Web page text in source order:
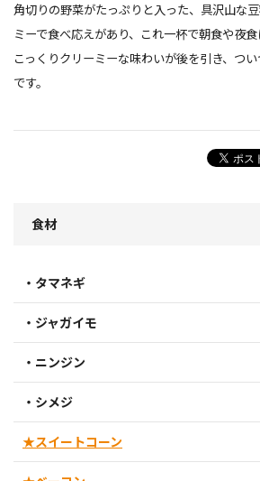
角切りの野菜がたっぷりと入った、具沢山な
ミーで食べ応えがあり、これ一杯で朝食や夜食
こっくりクリーミーな味わいが後を引き、つ
です。
食材
・タマネギ
・ジャガイモ
・ニンジン
・シメジ
★スイートコーン